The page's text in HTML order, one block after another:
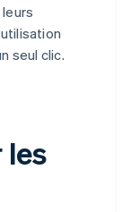
seul clic.